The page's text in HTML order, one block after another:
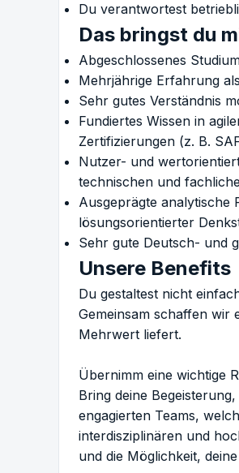
Du verantwortest
Das bringst du
Abgeschlossenes
Mehrjährige Erfahrung
Sehr gutes Verständnis
Fundiertes Wissen in
Zertifizierungen (z. B.
Nutzer- und
technischen und
Ausgeprägte analytische
lösungsorientierter
Sehr gute Deutsch- und
Unsere Benefits
Du gestaltest nicht
Gemeinsam schaffen wir
Mehrwert liefert.
Übernimm eine wichtige
Bring deine
engagierten Teams,
interdisziplinären und
und die Möglichkeit,